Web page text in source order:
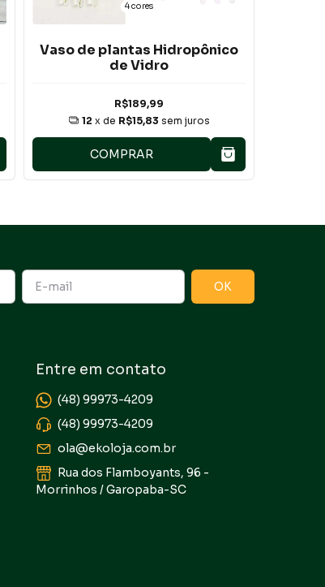
4 cores
Vaso de plantas Hidropônico
de Vidro
R$189,99
12 x de R$15,83 sem juros
COMPRAR
Entre em contato
(48) 99973-4209
(48) 99973-4209
ola@ekoloja.com.br
Rua dos Flamboyants, 96 -
Morrinhos / Garopaba-SC